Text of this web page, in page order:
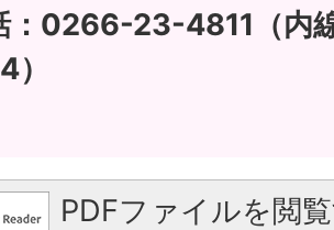
：0266-23-4811（内
）
PDFファイルを閲